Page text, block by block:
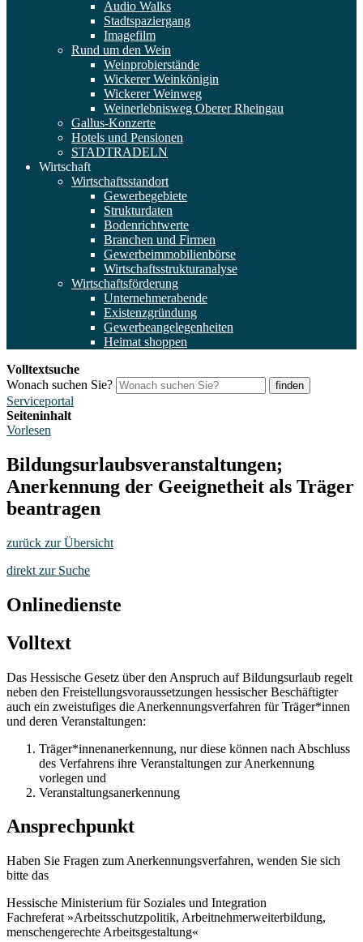
Audio Walks
Stadtspaziergang
Imagefilm
Rund um den Wein
Weinprobierstände
Wickerer Weinkönigin
Wickerer Weinweg
Weinerlebnisweg Oberer Rheingau
Gallus-Konzerte
Hotels und Pensionen
STADTRADELN
Wirtschaft
Wirtschaftsstandort
Gewerbegebiete
Strukturdaten
Bodenrichtwerte
Branchen und Firmen
Gewerbeimmobilienbörse
Wirtschaftsstrukturanalyse
Wirtschaftsförderung
Unternehmerabende
Existenzgründung
Gewerbeangelegenheiten
Heimat shoppen
Volltextsuche
Wonach suchen Sie?
finden
Serviceportal
Seiteninhalt
Vorlesen
Bildungsurlaubsveranstaltungen;
Anerkennung der Geeignetheit als Träger
beantragen
zurück zur Übersicht
direkt zur Suche
Onlinedienste
Volltext
Das Hessische Gesetz über den Anspruch auf Bildungsurlaub regelt
neben den Freistellungsvoraussetzungen hessischer Beschäftigter
auch ein zweistufiges die Anerkennungsverfahren für Träger*innen
und deren Veranstaltungen:
Träger*innenanerkennung, nur diese können nach Abschluss
des Verfahrens ihre Veranstaltungen zur Anerkennung
vorlegen und
Veranstaltungsanerkennung
Ansprechpunkt
Haben Sie Fragen zum Anerkennungsverfahren, wenden Sie sich
bitte das
Hessische Ministerium für Soziales und Integration
Fachreferat »Arbeitsschutzpolitik, Arbeitnehmerweiterbildung,
menschengerechte Arbeitsgestaltung«